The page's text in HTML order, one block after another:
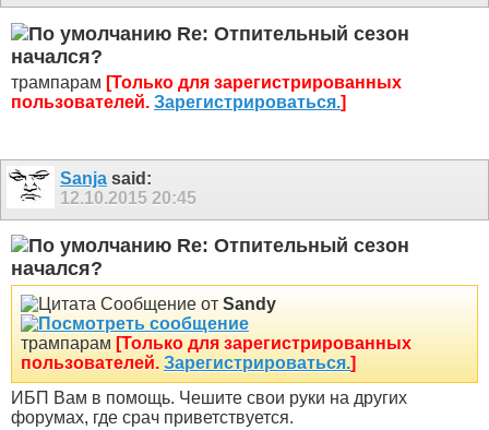
Re: Отпительный сезон
начался?
трампарам [Только для зарегистрированных
пользователей. Зарегистрироваться.]
Sanja said:
12.10.2015 20:45
Re: Отпительный сезон
начался?
Сообщение от Sandy
трампарам [Только для зарегистрированных
пользователей. Зарегистрироваться.]
ИБП Вам в помощь. Чешите свои руки на других
форумах, где срач приветствуется.